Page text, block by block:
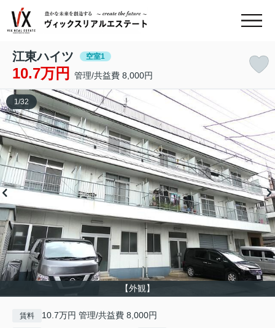
江東ハイツ 空室1
10.7万円 管理/共益費 8,000円
【外観】
1/32
賃料 10.7万円 管理/共益費 8,000円